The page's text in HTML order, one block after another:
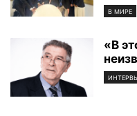
В МИРЕ
«В